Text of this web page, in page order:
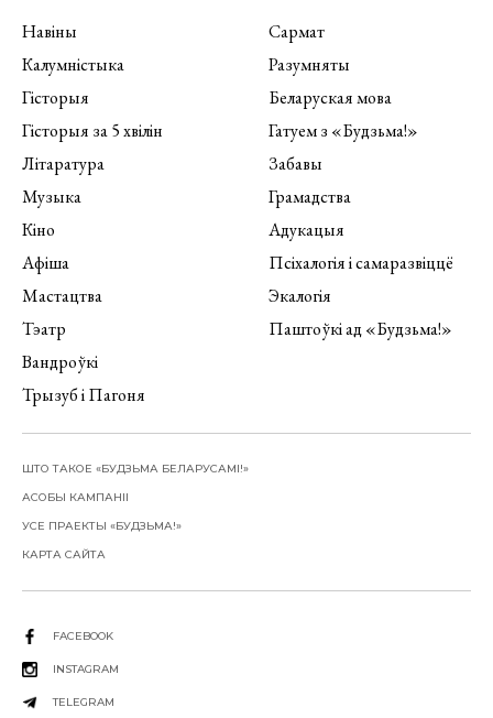
Навіны
Калумністыка
Гісторыя
Гісторыя за 5 хвілін
Літаратура
Музыка
Кіно
Афіша
Мастацтва
Тэатр
Вандроўкі
Трызуб і Пагоня
Сармат
Разумняты
Беларуская мова
Гатуем з «Будзьма!»
Забавы
Грамадства
Адукацыя
Псіхалогія і самаразвіццё
Экалогія
Паштоўкі ад «Будзьма!»
ШТО ТАКОЕ «БУДЗЬМА БЕЛАРУСАМІ!»
АСОБЫ КАМПАНІІ
УСЕ ПРАЕКТЫ «БУДЗЬМА!»
КАРТА САЙТА
FACEBOOK
INSTAGRAM
TELEGRAM